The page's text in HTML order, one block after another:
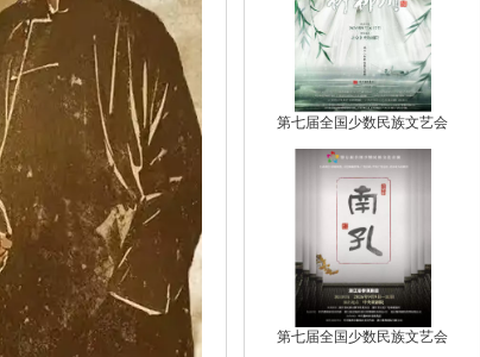
第七届全国少数民族文艺会
第七届全国少数民族文艺会